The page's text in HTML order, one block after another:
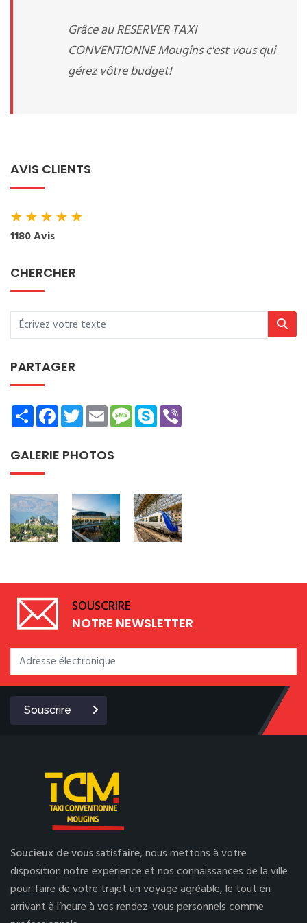
Grâce au RESERVER TAXI
CONVENTIONNE Mougins c'est vous qui
gérez vôtre budget!
AVIS CLIENTS
★★★★★
1180 Avis
CHERCHER
PARTAGER
ShareFacebookTwitterEmailMessage
Skype
GALERIE PHOTOS
SOUSCRIRE
NOTRE NEWSLETTER
Souscrire
Soucieux de vous satisfaire,nous mettons à votre
disposition notre expérience et nos connaissances de la ville
pour faire de votre trajet un voyage agréable, le tout en
arrivant à l’heure à vos rendez-vous personnels comme